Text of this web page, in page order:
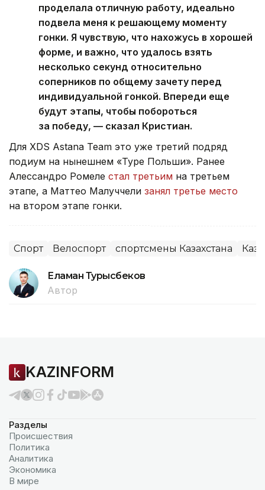
проделала отличную работу, идеально
подвела меня к решающему моменту
гонки. Я чувствую, что нахожусь в хорошей
форме, и важно, что удалось взять
несколько секунд относительно
соперников по общему зачету перед
индивидуальной гонкой. Впереди еще
будут этапы, чтобы побороться
за победу, — сказал Кристиан.
Для XDS Astana Team это уже третий подряд
подиум на нынешнем «Туре Польши». Ранее
Алессандро Ромеле стал третьим на третьем
этапе, а Маттео Малуччели занял третье место
на втором этапе гонки.
Спорт Велоспорт спортсмены Казахстана
Еламан Турысбеков
Автор
KAZINFORM
Разделы
Происшествия
Политика
Аналитика
Экономика
В мире